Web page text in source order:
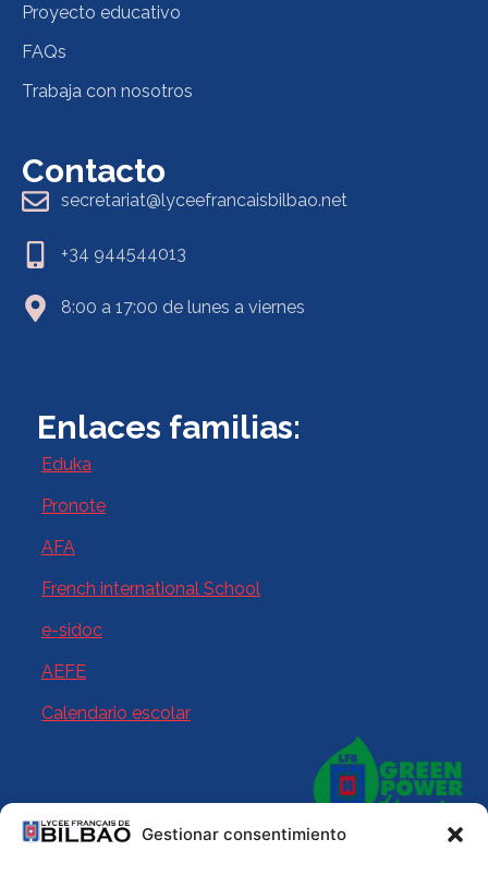
Gestionar consentimiento
Proyecto educativo
FAQs
Trabaja con nosotros
Contacto
secretariat@lyceefrancaisbilbao.net
+34 944544013
8:00 a 17:00 de lunes a viernes
Enlaces familias:
Eduka
Pronote
AFA
French international School
e-sidoc
AEFE
Calendario escolar